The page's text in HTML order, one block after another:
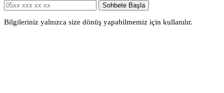
Sohbete Başla
Bilgileriniz yalnızca size dönüş yapabilmemiz için kullanılır.